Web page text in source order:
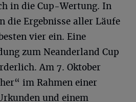
in die Cup-Wertung. In
die Ergebnisse aller Läufe
vier ein. Eine
zum Neanderland Cup
Am 7. Oktober
im Rahmen einer
und einem